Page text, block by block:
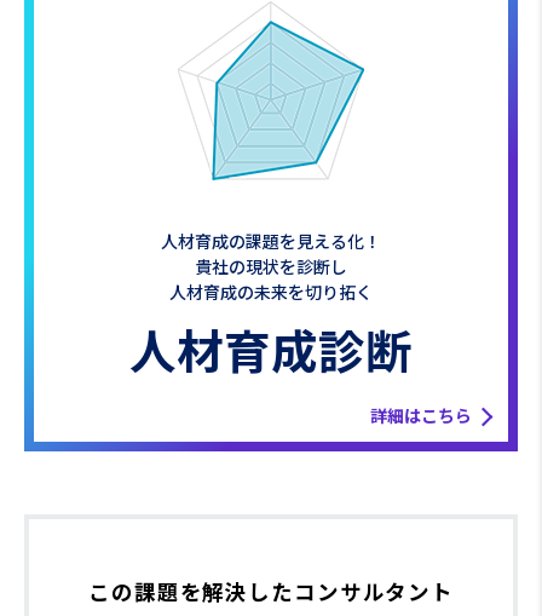
人材育成の課題を見える化！
貴社の現状を診断し
人材育成の未来を切り拓く
人材育成診断
詳細はこちら
この課題を解決したコンサルタント